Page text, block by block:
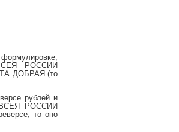
ВСЕЯ РОССИИ
ДОБРАЯ (то
рублей и
«ВСЕЯ РОССИИ
то оно